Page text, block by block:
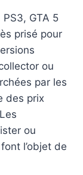
GTA 5
prisé pour
ou
par les
des prix
ou
l’objet de